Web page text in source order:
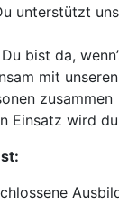
unterstützt
Du bist da,
mit
zusammen
Einsatz wird